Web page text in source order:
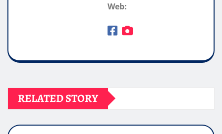
Web:
RELATED STORY